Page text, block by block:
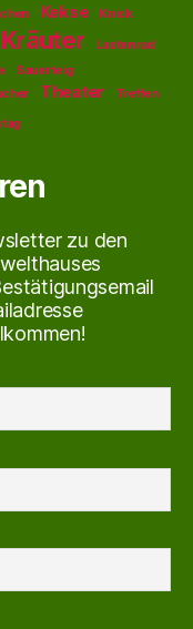
Kekse Knick
Kräuter
Lastenrad
Sauerteig
Theater Treffen
zu den